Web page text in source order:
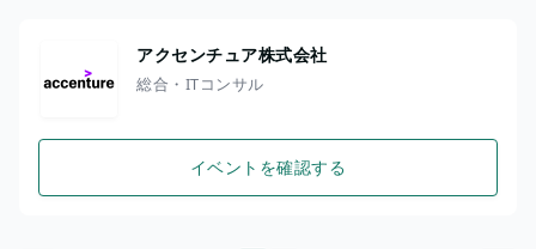
アクセンチュア株式会社
総合・ITコンサル
イベントを確認する